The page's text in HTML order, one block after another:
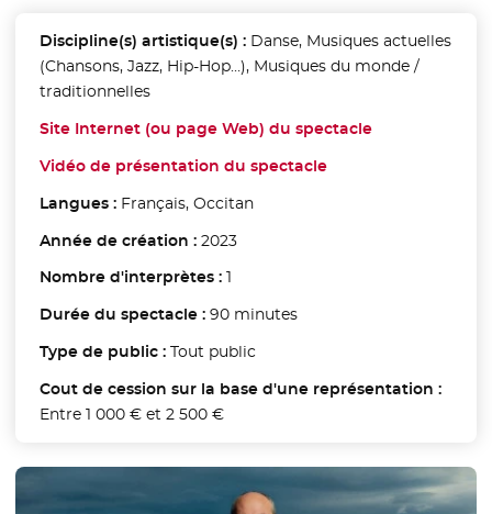
Discipline(s) artistique(s) : Danse, Musiques actuelles
(Chansons, Jazz, Hip-Hop…), Musiques du monde /
traditionnelles
Site Internet (ou page Web) du spectacle- Nouvelle
Vidéo de présentation du spectacle- Nouvelle fenêtre
Langues : Français, Occitan
Année de création : 2023
Nombre d'interprètes : 1
Durée du spectacle : 90 minutes
Type de public : Tout public
Cout de cession sur la base d'une représentation :
Entre 1 000 € et 2 500 €